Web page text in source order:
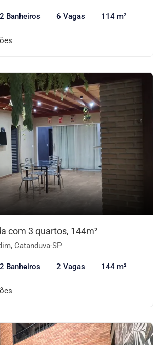
2 Banheiros 6 Vagas 114 m²
com 3 quartos, 144m²
Catanduva-SP
2 Banheiros 2 Vagas 144 m²